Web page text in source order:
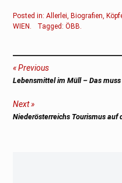
Posted in:Allerlei ,Biografien ,
WIEN
Tagged:ÖBB
Previous
Previous
Lebensmittel im Müll – Das
Next
Next
Niederösterreichs Tourismus auf